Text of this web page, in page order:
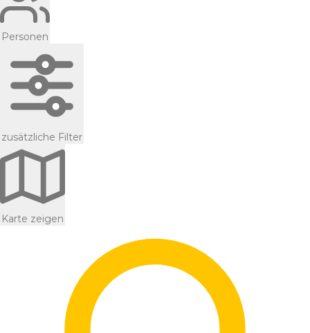
Personen
zusätzliche Filter
Karte zeigen